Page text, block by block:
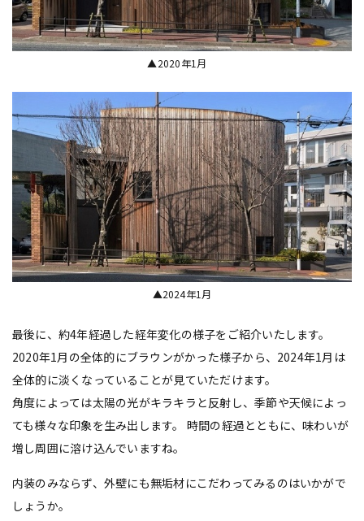
▲2020年1月
▲2024年1月
最後に、約4年経過した経年変化の様子をご紹介いたします。
2020年1月の全体的にブラウンがかった様子から、2024年1月は
全体的に淡くなっていることが見ていただけます。
角度によっては太陽の光がキラキラと反射し、季節や天候によっ
ても様々な印象を生み出します。 時間の経過とともに、味わいが
増し周囲に溶け込んでいますね。
内装のみならず、外壁にも無垢材にこだわってみるのはいかがで
しょうか。